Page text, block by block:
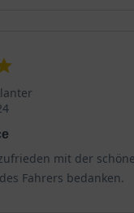
mit der
Fahrers bedanken.